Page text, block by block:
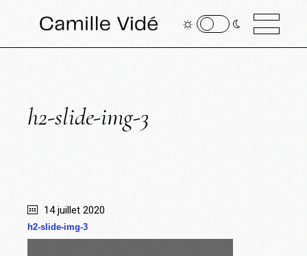
h2-slide-img-3
14 juillet 2020
h2-slide-img-3